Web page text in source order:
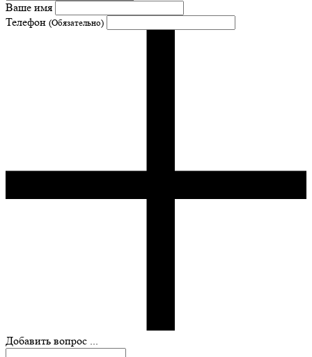
Ваше имя
Телефон (Обязательно)
Добавить вопрос ...